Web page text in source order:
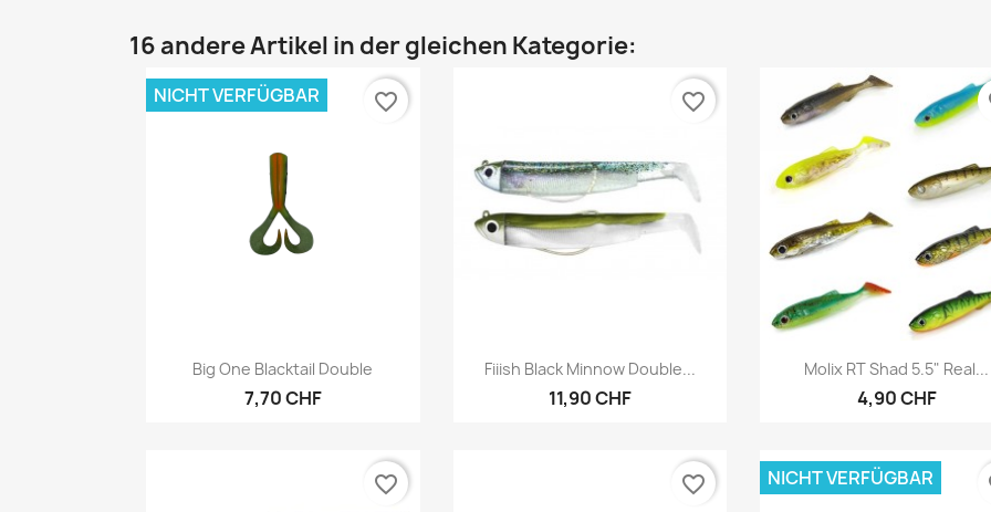
16 andere Artikel in der gleichen Kategorie:
 Vorschau
Big One Blacktail Double
7,70 CHF
NICHT VERFÜGBAR favorite_border
Vorschau
Fiiish Black Minnow Double...
11,90 CHF
favorite_border
Vorschau
Molix RT Shad 5.5" Real...
4,90 CHF
favorite_border favorite_border NICHT VERFÜGBAR